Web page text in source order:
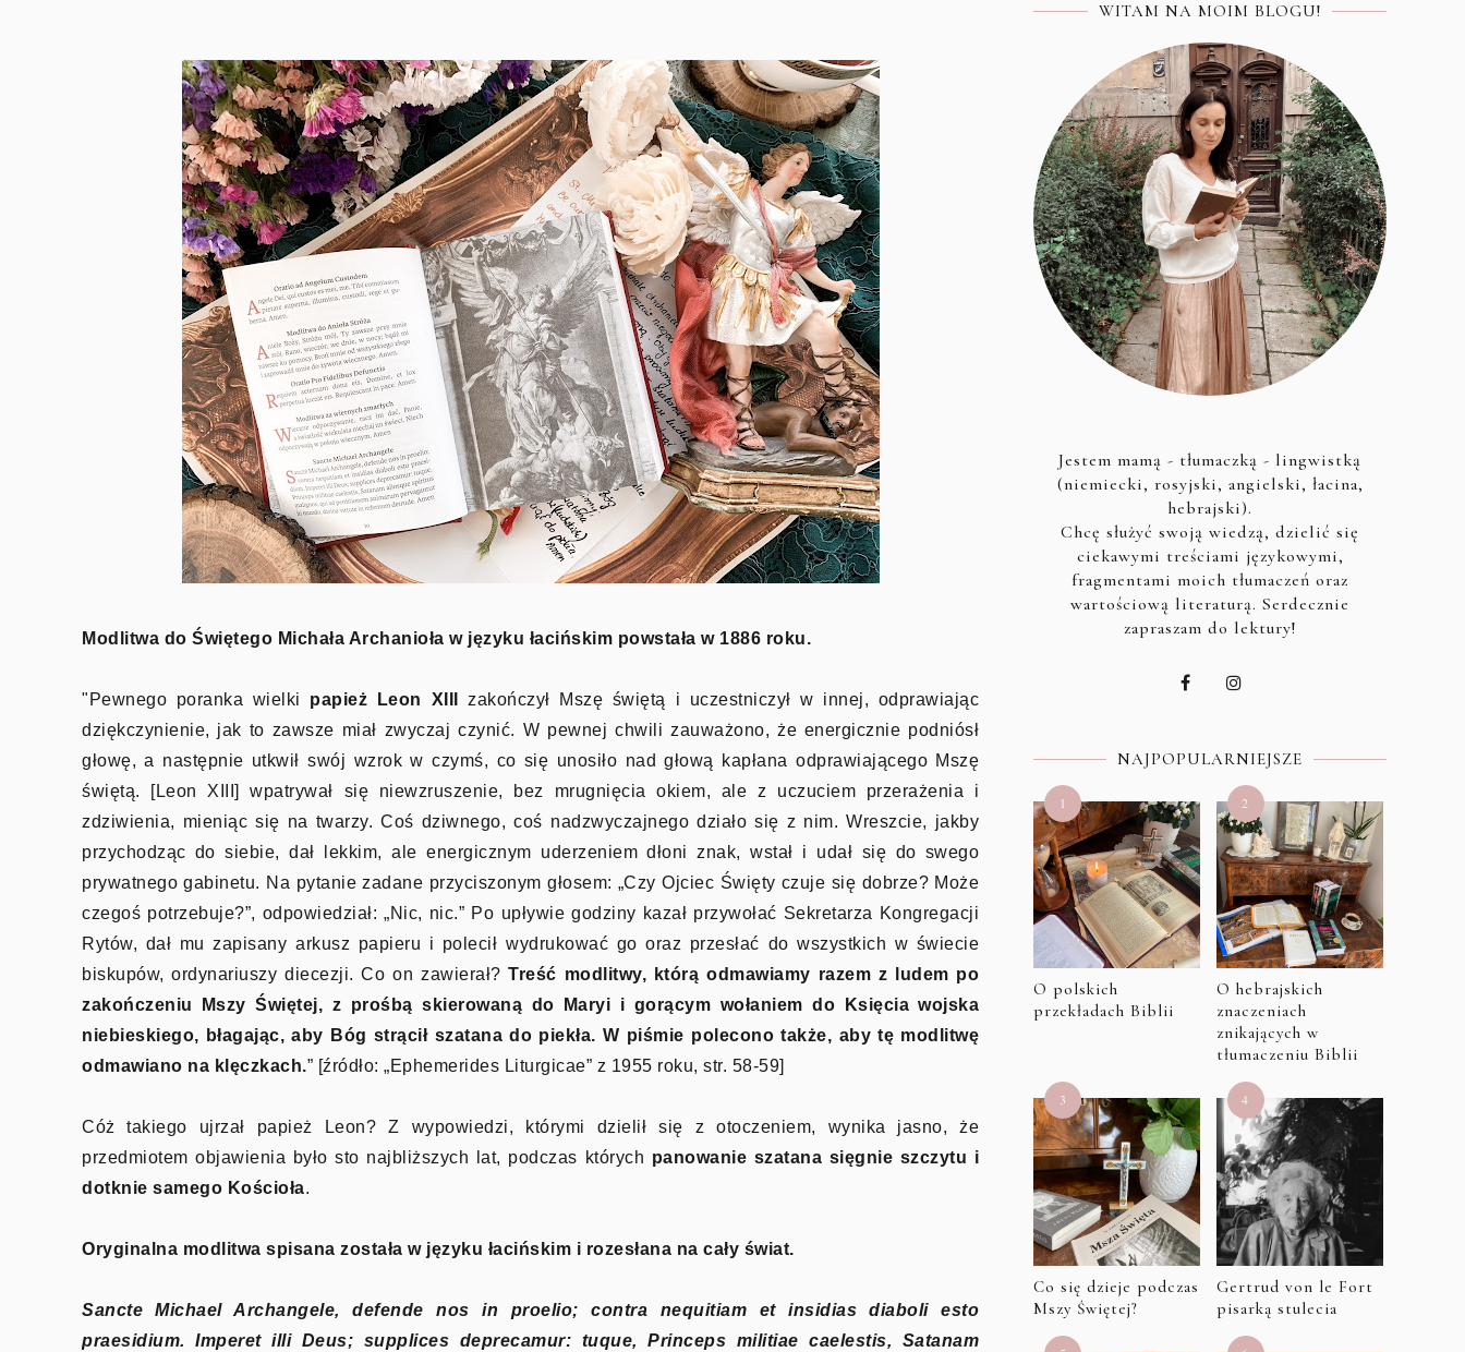
Modlitwa do Świętego Michała Archanioła w języku łacińskim powstała w 1886 roku.
"Pewnego poranka wielki papież Leon XIII
zakończył Mszę świętą i uczestniczył w innej, odprawiając
dziękczynienie, jak to zawsze miał zwyczaj czynić. W pewnej chwili zauważono, że energicznie podniósł
głowę, a następnie utkwił swój wzrok w czymś, co się unosiło nad głową kapłana odprawiającego Mszę
świętą. [Leon XIII] wpatrywał się niewzruszenie, bez mrugnięcia okiem, ale z uczuciem przerażenia i
zdziwienia, mieniąc się na twarzy. Coś dziwnego, coś nadzwyczajnego działo się z nim. Wreszcie, jakby
przychodząc do siebie, dał lekkim, ale energicznym uderzeniem dłoni znak, wstał i udał się do swego
prywatnego gabinetu. Na pytanie zadane przyciszonym głosem: „Czy Ojciec Święty czuje się dobrze? Może
czegoś potrzebuje?”, odpowiedział: „Nic, nic.” Po upływie godziny kazał przywołać Sekretarza Kongregacji
Rytów, dał mu zapisany arkusz papieru i polecił wydrukować go oraz przesłać do wszystkich w świecie
biskupów, ordynariuszy diecezji. Co on zawierał?Treść modlitwy, którą odmawiamy razem z ludem po
zakończeniu Mszy Świętej, z prośbą skierowaną do Maryi i gorącym wołaniem do Księcia wojska
niebieskiego, błagając, aby Bóg strącił szatana do piekła. W piśmie polecono także, aby tę modlitwę
odmawiano na klęczkach.” [źródło: „Ephemerides Liturgicae” z 1955 roku, str. 58-59]
Cóż takiego ujrzał papież Leon? Z wypowiedzi, którymi dzielił się z otoczeniem, wynika jasno, że
przedmiotem objawienia było sto najbliższych lat, podczas których panowanie szatana sięgnie szczytu i
dotknie samego Kościoła.
Oryginalna modlitwa spisana została w języku łacińskim i rozesłana na cały świat.
Sancte Michael Archangele, defende nos in proelio; contra nequitiam et insidias diaboli esto
praesidium. Imperet illi Deus; supplices deprecamur: tuque, Princeps militiae caelestis, Satanam
WITAM NA MOIM BLOGU!
Jestem mamą - tłumaczką - lingwistką
(niemiecki, rosyjski, angielski, łacina,
hebrajski).
Chcę służyć swoją wiedzą, dzielić się
ciekawymi treściami językowymi,
fragmentami moich tłumaczeń oraz
wartościową literaturą. Serdecznie
zapraszam do lektury!
NAJPOPULARNIEJSZE
O polskich
przekładach Biblii
O hebrajskich
znaczeniach
znikających w
tłumaczeniu Biblii
Co się dzieje podczas
Mszy Świętej?
Gertrud von le Fort
pisarką stulecia